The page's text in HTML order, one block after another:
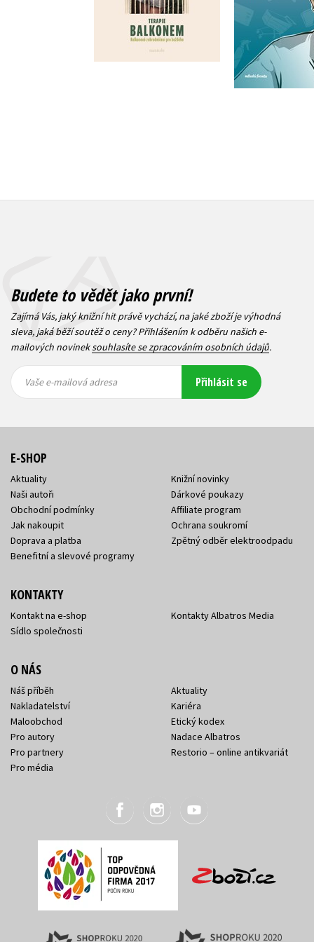
Do košíku
319 Kč
Do
Budete to vědět jako první!
Zajímá Vás, jaký knižní hit právě vychází, na jaké zboží je výhodná
sleva, jaká běží soutěž o ceny? Přihlášením k odběru našich e-
mailových novineksouhlasíte se zpracováním osobních údajů.
mailová
mailová
Vaše e-mailová adresa Přihlásit se
E-SHOP
Aktuality
Naši autoři
Obchodní podmínky
Jak nakoupit
Doprava a platba
Benefitní a slevové programy
Knižní novinky
Dárkové poukazy
Affiliate program
Ochrana soukromí
Zpětný odběr elektroodpadu
KONTAKTY
Kontakt na e-shop
Sídlo společnosti
Kontakty Albatros Media
O NÁS
Náš příběh
Nakladatelství
Maloobchod
Pro autory
Pro partnery
Pro média
Aktuality
Kariéra
Etický kodex
Nadace Albatros
Restorio – online antikvariát